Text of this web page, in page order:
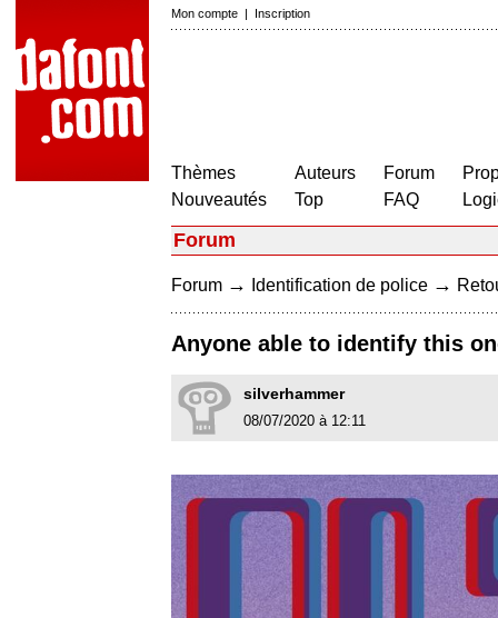
Mon compte | Inscription
Thèmes
Nouveautés
Auteurs
Top
Forum
FAQ
Forum
Forum → Identification de police →
Anyone able to identify this
silverhammer
08/07/2020 à 12:11